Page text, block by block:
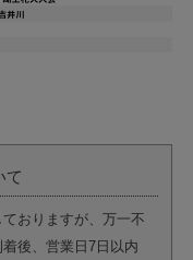
て
おりますが、万一不
後、営業日7日以内